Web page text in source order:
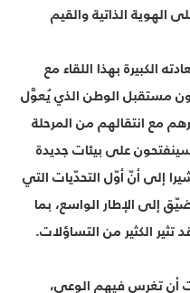
الهوية الذاتية والقيم
الكبيرة بهذا اللقاء مع
مستقبل الوطن الذي يُعوَّل
مع انتقالهم من المرحلة
على بيئات جديدة
إلى أنّ أوّل التحدّيات التي
إلى الإطار الواسع، بما
الكثير من التساؤلات.
أن تغرس فيهم الوعي،